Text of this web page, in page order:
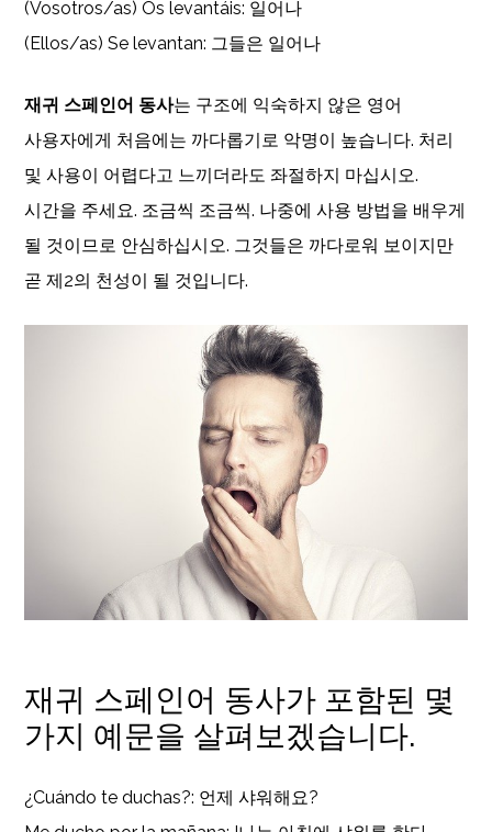
(Vosotros/as) Os levantáis: 일어나
(Ellos/as) Se levantan: 그들은 일어나
재귀 스페인어 동사는 구조에 익숙하지 않은 영어
사용자에게 처음에는 까다롭기로 악명이 높습니다. 처리
및 사용이 어렵다고 느끼더라도 좌절하지 마십시오.
시간을 주세요. 조금씩 조금씩. 나중에 사용 방법을 배우게
될 것이므로 안심하십시오. 그것들은 까다로워 보이지만
곧 제2의 천성이 될 것입니다.
재귀 스페인어 동사가 포함된 몇
가지 예문을 살펴보겠습니다.
¿Cuándo te duchas?: 언제 샤워해요?